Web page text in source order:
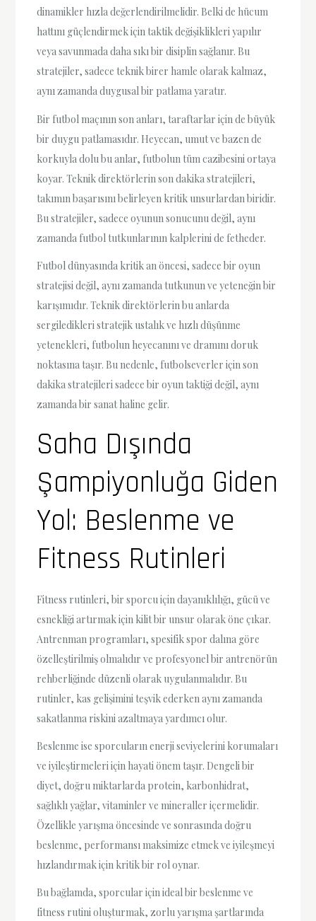
dinamikler hızla değerlendirilmelidir. Belki de hücum
hattını güçlendirmek için taktik değişiklikleri yapılır
veya savunmada daha sıkı bir disiplin sağlanır. Bu
stratejiler, sadece teknik birer hamle olarak kalmaz,
aynı zamanda duygusal bir patlama yaratır.
Bir futbol maçının son anları, taraftarlar için de büyük
bir duygu patlamasıdır. Heyecan, umut ve bazen de
korkuyla dolu bu anlar, futbolun tüm cazibesini ortaya
koyar. Teknik direktörlerin son dakika stratejileri,
takımın başarısını belirleyen kritik unsurlardan biridir.
Bu stratejiler, sadece oyunun sonucunu değil, aynı
zamanda futbol tutkunlarının kalplerini de fetheder.
Futbol dünyasında kritik an öncesi, sadece bir oyun
stratejisi değil, aynı zamanda tutkunun ve yeteneğin bir
karışımıdır. Teknik direktörlerin bu anlarda
sergiledikleri stratejik ustalık ve hızlı düşünme
yetenekleri, futbolun heyecanını ve dramını doruk
noktasına taşır. Bu nedenle, futbolseverler için son
dakika stratejileri sadece bir oyun taktiği değil, aynı
zamanda bir sanat haline gelir.
Saha Dışında
Şampiyonluğa Giden
Yol: Beslenme ve
Fitness Rutinleri
Fitness rutinleri, bir sporcu için dayanıklılığı, gücü ve
esnekliği artırmak için kilit bir unsur olarak öne çıkar.
Antrenman programları, spesifik spor dalına göre
özelleştirilmiş olmalıdır ve profesyonel bir antrenörün
rehberliğinde düzenli olarak uygulanmalıdır. Bu
rutinler, kas gelişimini teşvik ederken aynı zamanda
sakatlanma riskini azaltmaya yardımcı olur.
Beslenme ise sporcuların enerji seviyelerini korumaları
ve iyileştirmeleri için hayati önem taşır. Dengeli bir
diyet, doğru miktarlarda protein, karbonhidrat,
sağlıklı yağlar, vitaminler ve mineraller içermelidir.
Özellikle yarışma öncesinde ve sonrasında doğru
beslenme, performansı maksimize etmek ve iyileşmeyi
hızlandırmak için kritik bir rol oynar.
Bu bağlamda, sporcular için ideal bir beslenme ve
fitness rutini oluşturmak, zorlu yarışma şartlarında